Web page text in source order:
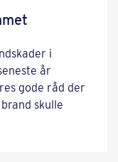
i
år
gode råd der
skulle